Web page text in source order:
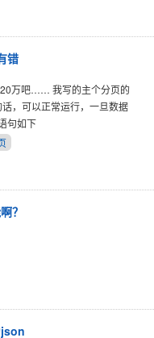
错
万吧…… 我写的主个分页的
，可以正常运行，一旦数据
句如下
？